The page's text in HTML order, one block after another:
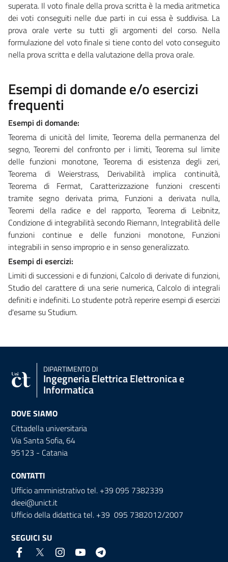
superata. Il voto finale della prova scritta è la media aritmetica
dei voti conseguiti nelle due parti in cui essa è suddivisa. La
prova orale verte su tutti gli argomenti del corso. Nella
formulazione del voto finale si tiene conto del voto conseguito
nella prova scritta e della valutazione della prova orale.
Esempi di domande e/o esercizi
frequenti
Esempi di domande:
Teorema di unicità del limite, Teorema della permanenza del
segno, Teoremi del confronto per i limiti, Teorema sul limite
delle funzioni monotone, Teorema di esistenza degli zeri,
Teorema di Weierstrass, Derivabilità implica continuità,
Teorema di Fermat, Caratterizzazione funzioni crescenti
tramite segno derivata prima, Funzioni a derivata nulla,
Teoremi della radice e del rapporto, Teorema di Leibnitz,
Condizione di integrabilità secondo Riemann, Integrabilità delle
funzioni continue e delle funzioni monotone, Funzioni
integrabili in senso improprio e in senso generalizzato.
Esempi di esercizi:
Limiti di successioni e di funzioni, Calcolo di derivate di funzioni,
Studio del carattere di una serie numerica, Calcolo di integrali
definiti e indefiniti. Lo studente potrà reperire esempi di esercizi
d'esame su Studium.
DIPARTIMENTO DI
Ingegneria Elettrica Elettronica e
Informatica
DOVE SIAMO
Cittadella universitaria
Via Santa Sofia, 64
95123 - Catania
CONTATTI
Ufficio amministrativo tel. +39 095 7382339
dieei@unict.it
Ufficio della didattica tel. +39 095 7382012/2007
SEGUICI SU